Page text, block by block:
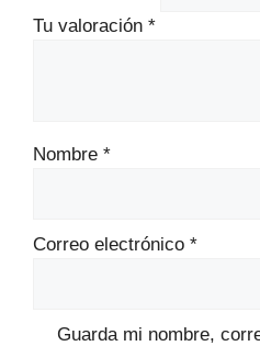
Tu valoración *
Nombre *
Correo electrónico *
Guarda mi nombre,